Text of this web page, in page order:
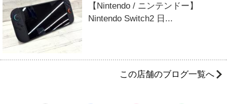
【Nintendo / ニンテンドー】
Nintendo Switch2 日...
この店舗のブログ一覧へ